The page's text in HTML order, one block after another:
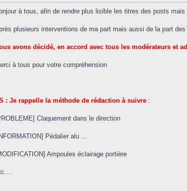
à tous, afin de rendre plus lisible les titres des posts
plusieurs interventions de ma part mais aussi de la part
avons décidé, en accord avec tous les modérateurs et
à tous pour votre compréhension
: Je rappelle la méthode de rédaction à suivre :
Claquement dans le direction
Pédalier alu ...
Ampoules éclairage portière